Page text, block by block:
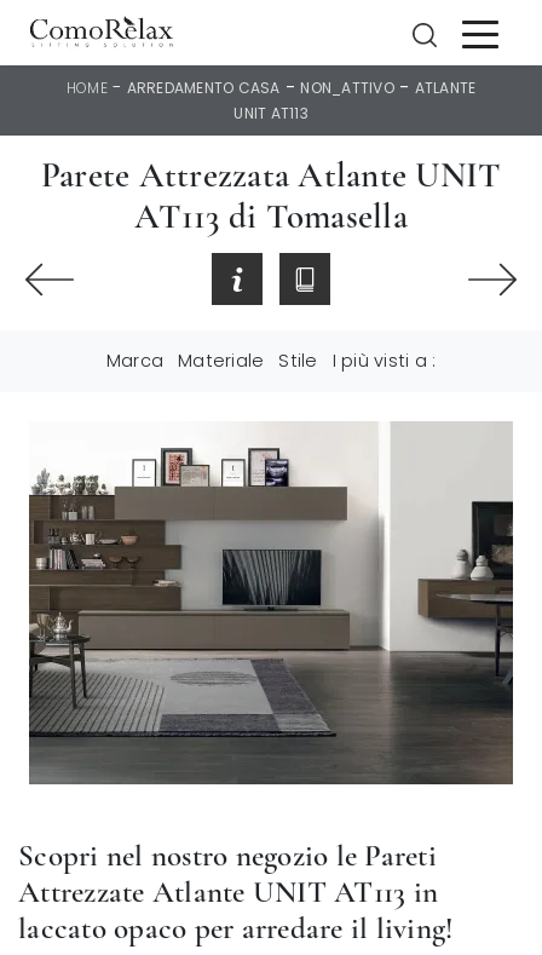
HOME- ARREDAMENTO CASA - NON_ATTIVO - ATLANTE
UNIT AT113
Parete Attrezzata Atlante UNIT
AT113 di Tomasella
Marca Materiale Stile I più visti a :
Scopri nel nostro negozio le Pareti
Attrezzate Atlante UNIT AT113 in
laccato opaco per arredare il living!